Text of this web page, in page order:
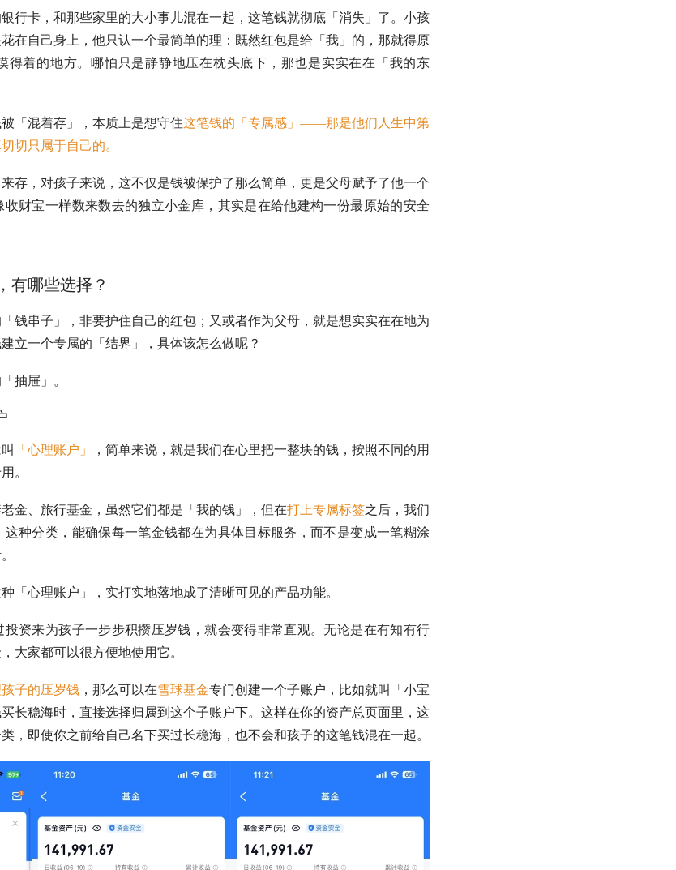
行卡，和那些家里的大小事儿混在一起，这笔钱就彻底「消失」了。小孩
在自己身上，他只认一个最简单的理：既然红包是给「我」的，那就得原
得着的地方。哪怕只是静静地压在枕头底下，那也是实实在在「我的东
「混着存」，本质上是想守住这笔钱的「专属感」——那是他们人生中第
切只属于自己的。
存，对孩子来说，这不仅是钱被保护了那么简单，更是父母赋予了他一个
财宝一样数来数去的独立小金库，其实是在给他建构一份最原始的安全
有哪些选择？
钱串子」，非要护住自己的红包；又或者作为父母，就是想实实在在地为
立一个专属的「结界」，具体该怎么做呢？
抽屉」。
「心理账户」
，简单来说，就是我们在心里把一整块的钱，按照不同的用
。
金、旅行基金，虽然它们都是「我的钱」，但在打上专属标签之后，我们
种分类，能确保每一笔金钱都在为具体目标服务，而不是变成一笔糊涂
「心理账户」，实打实地落地成了清晰可见的产品功能。
资来为孩子一步步积攒压岁钱，就会变得非常直观。无论是在有知有行
大家都可以很方便地使用它。
子的压岁钱 ，那么可以在雪球基金专门创建一个子账户，比如就叫「小宝
长稳海时，直接选择归属到这个子账户下。这样在你的资产总页面里，这
，即使你之前给自己名下买过长稳海，也不会和孩子的这笔钱混在一起。